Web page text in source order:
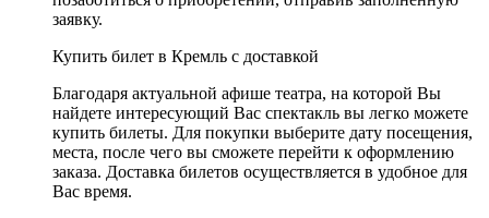
заявку.
Купить билет в Кремль с доставкой
Благодаря актуальной афише театра, на которой Вы
найдете интересующий Вас спектакль вы легко можете
купить билеты. Для покупки выберите дату посещения,
места, после чего вы сможете перейти к оформлению
заказа. Доставка билетов осуществляется в удобное для
Вас время.